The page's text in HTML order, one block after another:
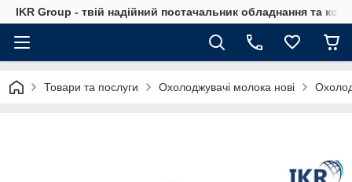
IKR Group - твій надійний постачальник обладнання та
Товари та послуги Охолоджувачі молока нові